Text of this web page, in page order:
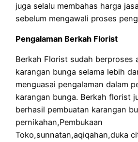
juga selalu membahas harga
sebelum mengawali proses
Pengalaman Berkah Florist
Berkah Florist sudah berproses
karangan bunga selama lebih
menguasai pengalaman dalam
karangan bunga. Berkah florist
berhasil pembuatan karangan
pernikahan,Pembukaan
Toko,sunnatan,aqiqahan,duka